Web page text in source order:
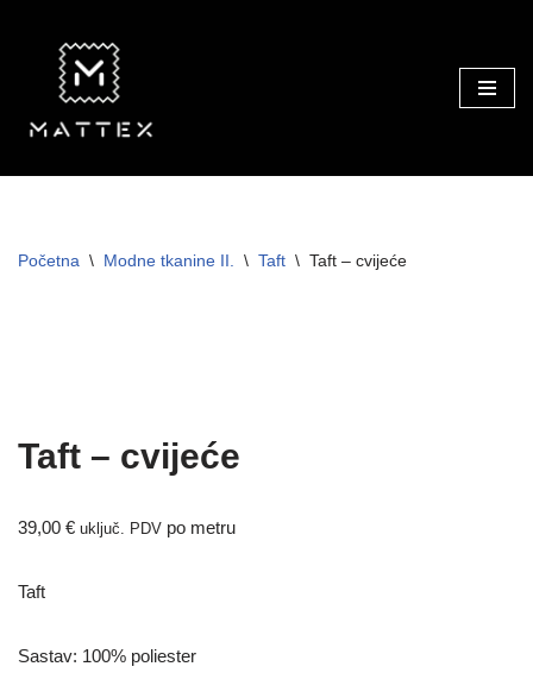
content
Početna \ Modne tkanine II. \ Taft \ Taft – cvijeće
Taft – cvijeće
39,00 € uključ. PDV po metru
Taft
Sastav: 100% poliester